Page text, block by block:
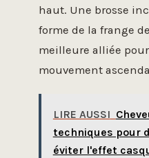
haut. Une brosse
forme de la frange
meilleure alliée
mouvement
LIRE AUSSI
techniques pour
éviter l'effet